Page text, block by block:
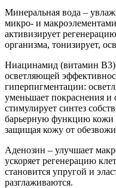
Минеральная вода –
микро- и
активизирует
организма, тонизирует,
Ниацинамид (витамин B3)
осветляющей
гиперпигментации:
уменьшает покраснения
стимулирует синтез
барьерную функцию кожи
защищая кожу от
Аденозин – улучшает
ускоряет регенерацию
становится упругой и
разглаживаются.